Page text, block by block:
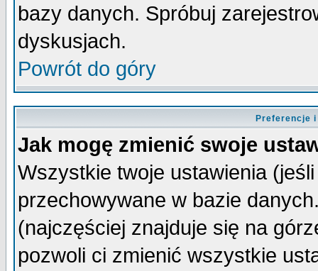
bazy danych. Spróbuj
dyskusjach.
Powrót do góry
Preferencje
Jak mogę zmienić swoje
Wszystkie twoje ustawienia
przechowywane w bazie
(najczęściej znajduje się na
pozwoli ci zmienić wszystkie